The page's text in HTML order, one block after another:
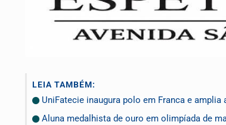
LEIA TAMBÉM:
UniFatecie inaugura polo em Franca e
Aluna medalhista de ouro em olimpíada de